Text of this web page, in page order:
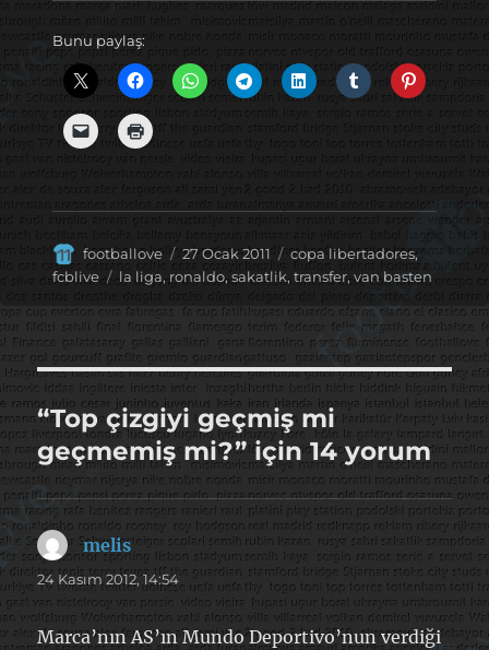
Bunu paylaş:
Yazar
footballove
Yayın
tarihi
27 Ocak 2011 Kategoriler
copa libertadores,
fcblive
Etiketler
la liga, ronaldo, sakatlik, transfer, van basten
“Top çizgiyi geçmiş mi
geçmemiş mi?” için 14 yorum
melisdedi
ki:
24 Kasım 2012, 14:54
Marca’nın AS’ın Mundo Deportivo’nun verdiği